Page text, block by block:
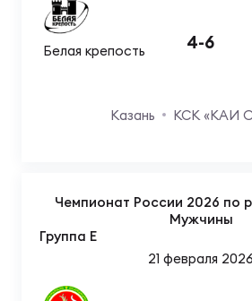
Белая крепость 4-6
Казань
КСК «КАИ
Чемпионат России 2026 по
Мужчины
Группа E
21 февраля 2026